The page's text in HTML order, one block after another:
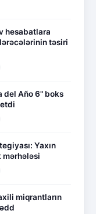
hesabatlara
təsiri
del Año 6" boks
Yaxın
miqrantların